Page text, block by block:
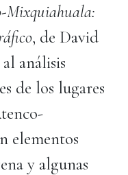
Mixquiahuala:
, de David
análisis
de los lugares
elementos
y algunas